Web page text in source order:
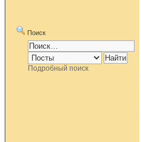
Поиск
Подробный поиск